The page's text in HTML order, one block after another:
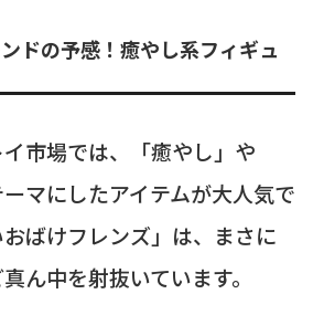
ドの予感！癒やし系フィギュ
市場では、「癒やし」や
ーマにしたアイテムが大人気で
ばけフレンズ」は、まさに
ん中を射抜いています。